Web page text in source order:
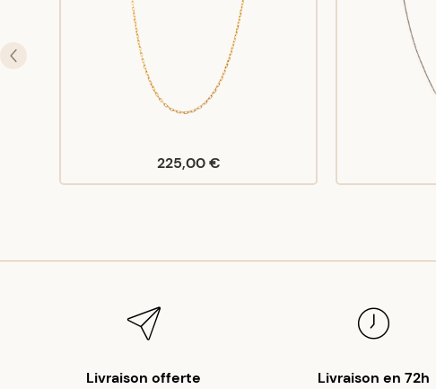
225,00 €
Livraison offerte
Livraison en 72h